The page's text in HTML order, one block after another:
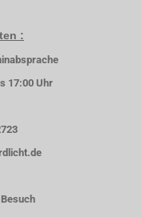
:
17:00 Uhr